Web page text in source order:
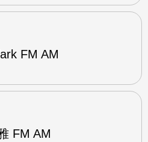
FM AM
FM AM